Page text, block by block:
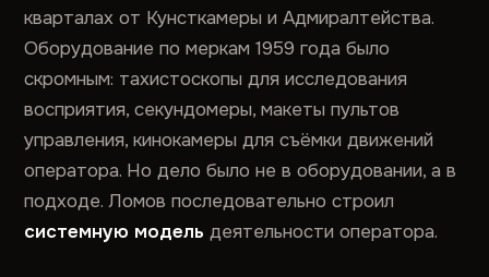
кварталах от Кунсткамеры и Адмиралтейства.
Оборудование по меркам 1959 года было
скромным: тахистоскопы для исследования
восприятия, секундомеры, макеты пультов
управления, кинокамеры для съёмки движений
оператора. Но дело было не в оборудовании, а в
подходе. Ломов последовательно строил
системную модель деятельности оператора.